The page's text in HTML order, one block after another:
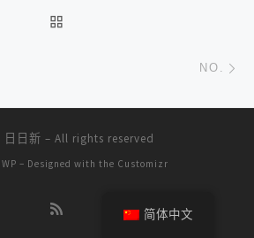
NO.
日日新 – All rights reserved
WP – Designed with the Customizr
简体中文